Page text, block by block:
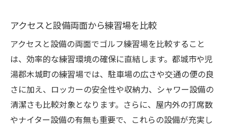
アクセスと設備両面から練習場を比較
アクセスと設備の両面でゴルフ練習場を比較すること
は、効率的な練習環境の確保に直結します。都城市や児
湯郡木城町の練習場では、駐車場の広さや交通の便の良
さに加え、ロッカーの安全性や収納力、シャワー設備の
清潔さも比較対象となります。さらに、屋内外の打席数
やナイター設備の有無も重要で、これらの設備が充実し